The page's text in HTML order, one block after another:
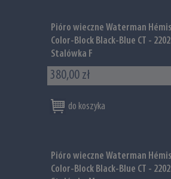
Pióro wieczne Waterman
Color-Block Black-Blue CT -
Stalówka F
380,00 zł
do koszyka
Pióro wieczne Waterman
Color-Block Black-Blue CT -